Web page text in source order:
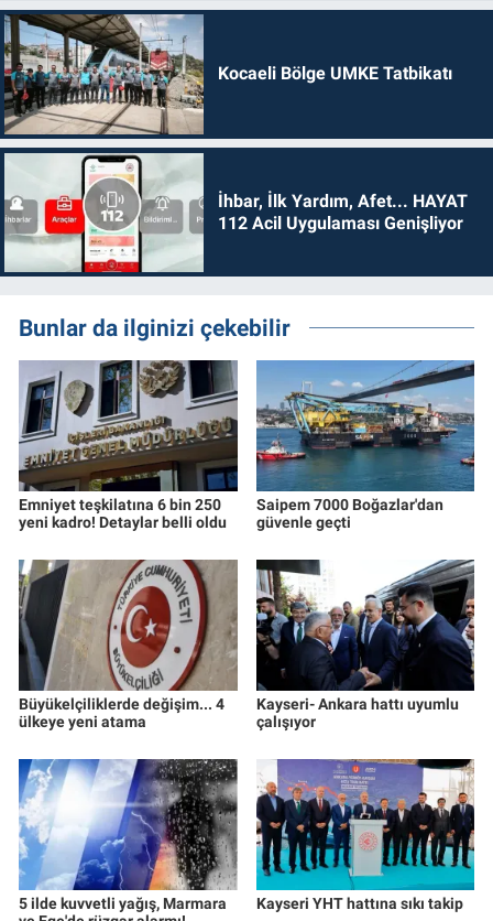
Kocaeli Bölge UMKE Tatbikatı
İhbar, İlk Yardım, Afet... HAYAT
112 Acil Uygulaması Genişliyor
Bunlar da ilginizi çekebilir
Emniyet teşkilatına 6 bin 250
yeni kadro! Detaylar belli oldu
Saipem 7000 Boğazlar'dan
güvenle geçti
Büyükelçiliklerde değişim... 4
ülkeye yeni atama
Kayseri- Ankara hattı uyumlu
çalışıyor
5 ilde kuvvetli yağış, Marmara
Kayseri YHT hattına sıkı takip